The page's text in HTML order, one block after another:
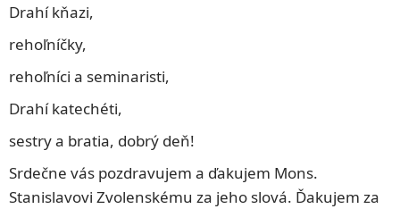
Drahí kňazi,
rehoľníčky,
rehoľníci a seminaristi,
Drahí katechéti,
sestry a bratia, dobrý deň!
Srdečne vás pozdravujem a ďakujem Mons.
Stanislavovi Zvolenskému za jeho slová. Ďakujem za